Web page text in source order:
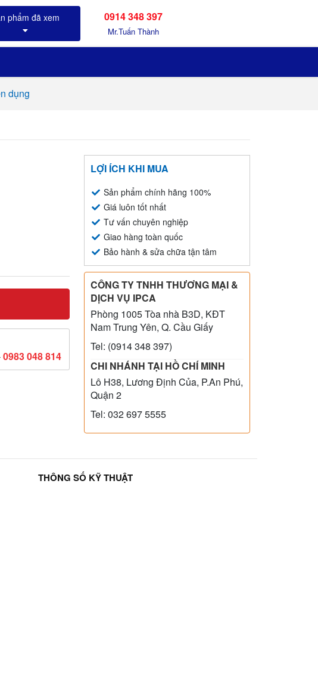
0914 348 397
Mr.Tuấn Thành
dụng
0983 048 814
LỢI ÍCH KHI MUA
Sản phẩm chính hãng 100%
Giá luôn tốt nhất
Tư vấn chuyên nghiệp
Giao hàng toàn quốc
Bảo hành & sửa chữa tận tâm
CÔNG TY TNHH THƯƠNG MẠI &
DỊCH VỤ IPCA
Phòng 1005 Tòa nhà B3D, KĐT
Nam Trung Yên, Q. Cầu Giấy
Tel: (0914 348 397)
CHI NHÁNH TẠI HỒ CHÍ MINH
Lô H38, Lương Định Của, P.An Phú,
Quận 2
Tel: 032 697 5555
THÔNG SỐ KỸ THUẬT